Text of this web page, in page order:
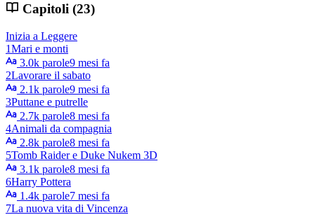
Capitoli (23)
Inizia a Leggere
1Mari e monti
3.0k parole9 mesi fa
2Lavorare il sabato
2.1k parole9 mesi fa
3Puttane e putrelle
2.7k parole8 mesi fa
4Animali da compagnia
2.8k parole8 mesi fa
5Tomb Raider e Duke Nukem 3D
3.1k parole8 mesi fa
6Harry Pottera
1.4k parole7 mesi fa
7La nuova vita di Vincenza